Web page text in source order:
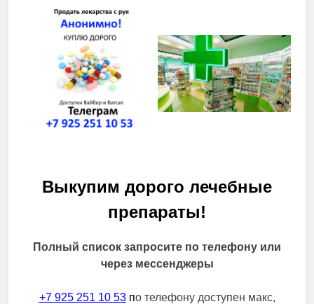
Выкупим дорого лечебные
препараты!
Полный список запросите по телефону или
через мессенджеры
+7 925 251 10 53по телефону доступен макс,